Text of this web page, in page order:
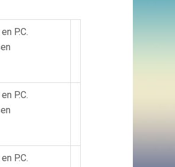
P.C.
P.C.
P.C.